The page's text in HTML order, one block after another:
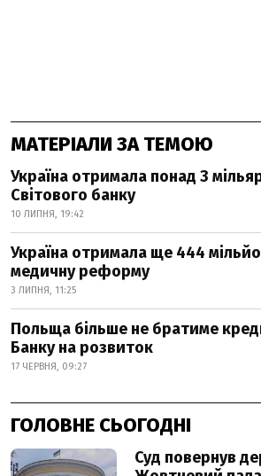
МАТЕРІАЛИ ЗА ТЕМОЮ
Україна отримала понад 3
Світового банку
10 ЛИПНЯ, 19:42
Україна отримала ще 444
медичну реформу
3 ЛИПНЯ, 11:25
Польща більше не братиме
Банку на розвиток
17 ЧЕРВНЯ, 09:27
ГОЛОВНЕ СЬОГОДНІ
Суд повернув